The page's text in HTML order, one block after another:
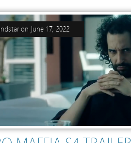
on June 17, 2022